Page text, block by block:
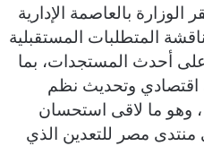
الوزارة بالعاصمة الإدارية
المتطلبات المستقبلية
على أحدث المستجدات، بما
اقتصادي وتحديث نظم
، وهو ما لاقى استحسان
مصر للتعدين الذي